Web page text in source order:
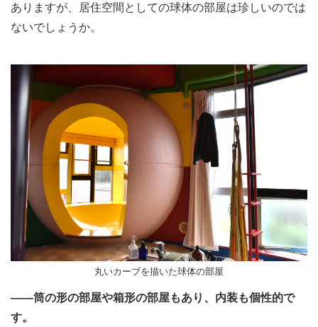
ありますが、居住空間としての球体の部屋は珍しいのでは
ないでしょうか。
丸いカーブを描いた球体の部屋
――筒の形の部屋や箱形の部屋もあり、内装も個性的で
す。